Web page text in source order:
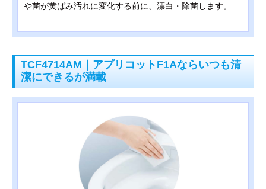
や菌が黄ばみ汚れに変化する前に、漂白・除菌します。
TCF4714AM｜アプリコットF1Aならいつも清
潔にできるが満載